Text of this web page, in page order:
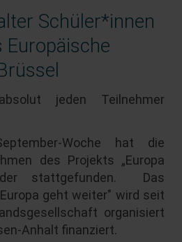
Schüler*innen
Europäische
jeden Teilnehmer
Woche hat die
des Projekts „Europa
stattgefunden. Das
geht weiter" wird seit
organisiert
Anhalt finanziert.